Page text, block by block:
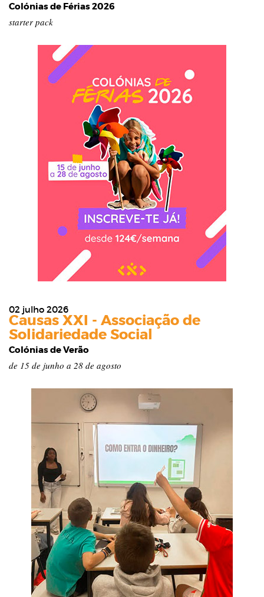
Colónias de Férias 2026
starter pack
02 julho 2026
Causas XXI - Associação de
Solidariedade Social
Colónias de Verão
de 15 de junho a 28 de agosto